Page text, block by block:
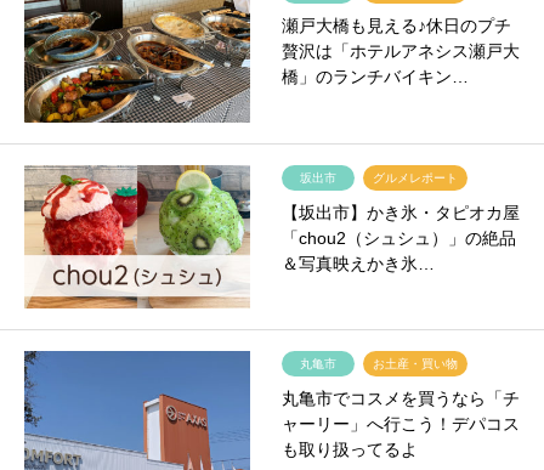
瀬戸大橋も見える♪休日のプチ
贅沢は「ホテルアネシス瀬戸大
橋」のランチバイキン…
坂出市 グルメレポート
【坂出市】かき氷・タピオカ屋
「chou2（シュシュ）」の絶品
＆写真映えかき氷…
丸亀市 お土産・買い物
丸亀市でコスメを買うなら「チ
ャーリー」へ行こう！デパコス
も取り扱ってるよ